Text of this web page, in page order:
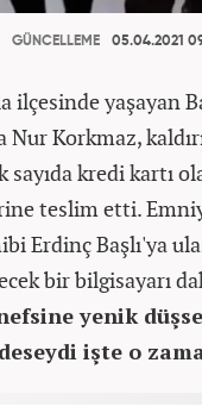
GÜNCELLEME 05.04.2021
ilçesinde yaşayan
Nur Korkmaz,
kredi kartı
teslim etti.
Erdinç Başlı'ya
bir bilgisayarı
yenik
işte o